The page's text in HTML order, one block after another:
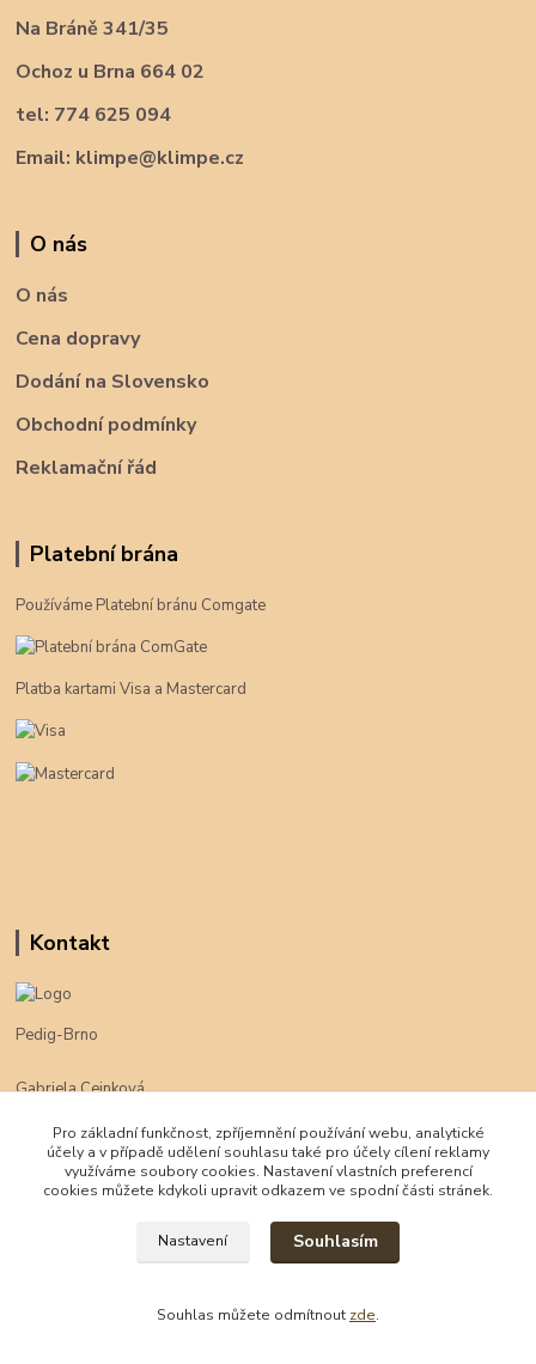
Na Bráně 341/35
Ochoz u Brna 664 02
tel: 774 625 094
Email: klimpe@klimpe.cz
O nás
O nás
Cena dopravy
Dodání na Slovensko
Obchodní podmínky
Reklamační řád
Platební brána
Používáme Platební bránu Comgate
Platba kartami Visa a Mastercard
Kontakt
Pedig-Brno
Gabriela Cejnková
klimpe@klimpe.cz
Pro základní funkčnost, zpříjemnění používání webu, analytické
účely a v případě udělení souhlasu také pro účely cílení reklamy
využíváme soubory cookies. Nastavení vlastních preferencí
cookies můžete kdykoli upravit odkazem ve spodní části stránek.
Nastavení Souhlasím
Souhlas můžete odmítnout zde.